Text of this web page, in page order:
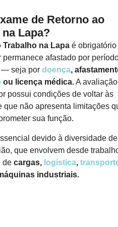
de Retorno ao
Lapa?
Trabalho na Lapaé obrigatório
afastado por
— seja por doença,
ou licença médica.A avaliação
possui condições de voltar às
que não apresenta limitações
sua função.
devido à diversidade de
que envolvem desde
de cargas, logística,
industriais.